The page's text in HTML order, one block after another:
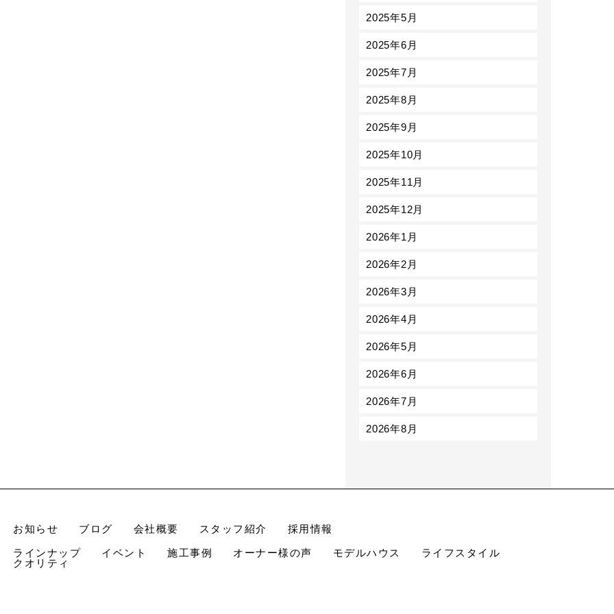
2025年5月
2025年6月
2025年7月
2025年8月
2025年9月
2025年10月
2025年11月
2025年12月
2026年1月
2026年2月
2026年3月
2026年4月
2026年5月
2026年6月
2026年7月
2026年8月
お知らせ ブログ 会社概要 スタッフ紹介
採用情報
ラインナップ
イベント 施工事例 オーナー様の声 モデルハウス ライフスタイル
クオリティ